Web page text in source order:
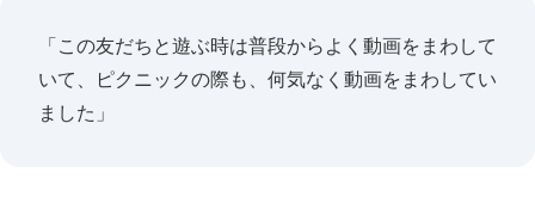
「この友だちと遊ぶ時は普段からよく動画をまわして
いて、ピクニックの際も、何気なく動画をまわしてい
ました」